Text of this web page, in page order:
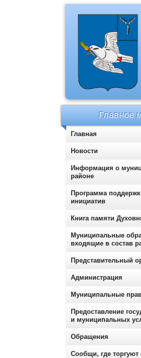
Главное
Главная
Новости
Информация о
районе
Программа
инициатив
Книга памяти
Муниципальные
входящие в состав
Представительный
Администрация
Муниципальные
Предоставление
и муниципальных
Обращения
Сообщи, где